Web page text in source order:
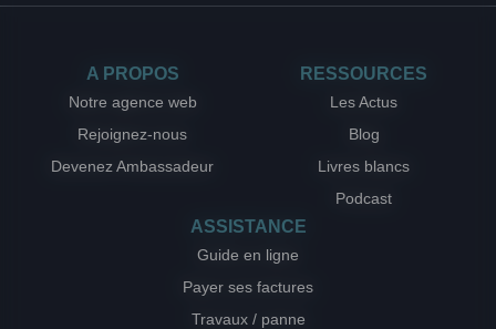
A PROPOS
Notre agence web
Rejoignez-nous
Devenez Ambassadeur
RESSOURCES
Les Actus
Blog
Livres blancs
Podcast
ASSISTANCE
Guide en ligne
Payer ses factures
Travaux / panne